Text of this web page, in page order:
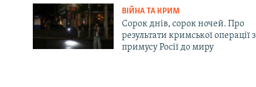
ВІЙНА ТА КРИМ
Сорок днів, сорок ночей. Про
результати кримської операції з
примусу Росії до миру